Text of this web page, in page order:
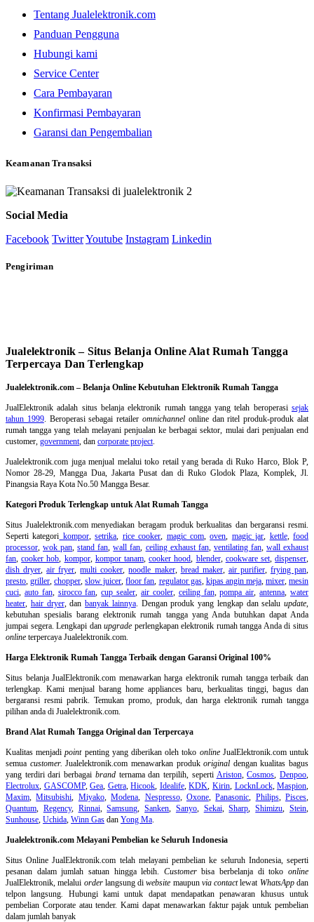
Tentang Jualelektronik.com
Panduan Pengguna
Hubungi kami
Service Center
Cara Pembayaran
Konfirmasi Pembayaran
Garansi dan Pengembalian
Keamanan Transaksi
Social Media
Facebook TwitterYoutube Instagram Linkedin
Pengiriman
Jualelektronik – Situs Belanja Online Alat Rumah Tangga
Terpercaya Dan Terlengkap
Jualelektronik.com – Belanja Online Kebutuhan Elektronik Rumah Tangga
JualElektronik adalah situs belanja elektronik rumah tanggayang telah beroperasisejak
tahun 1999. Beroperasi sebagai retaileromnichannel online dan ritel produk-produk alat
rumah tangga yang telah melayani penjualan ke berbagai sektor, mulai dari penjualan end
customer, government, dan corporate project.
Jualelektronik.com juga menjual melalui toko retail yang berada di Ruko Harco, Blok P,
Nomor 28-29, Mangga Dua, Jakarta Pusat dan di Ruko Glodok Plaza, Komplek, Jl.
Pinangsia Raya Kota No.50 Mangga Besar.
Kategori Produk Terlengkap untuk Alat Rumah Tangga
Situs Jualelektronik.com menyediakan beragam produk berkualitas dan bergaransi resmi.
Seperti kategori kompor,setrika, rice cooker, magic com,oven, magic jar, kettle,food
processor,wok pan,stand fan,wall fan, ceiling exhaust fan, ventilating fan, wall exhaust
fan,cooker hob, kompor, kompor tanam,cooker hood, blender, cookware set,dispenser,
dish dryer,air fryer,multi cooker,noodle maker, bread maker, air purifier, frying pan,
presto,griller,chopper,slow juicer,floor fan, regulator gas, kipas angin meja, mixer,mesin
cuci, auto fan, sirocco fan,cup sealer,air cooler, ceiling fan,pompa air,antenna,water
heater, hair dryer, dan banyak lainnya. Dengan produk yang lengkap dan selalu update,
kebutuhan spesialis barang elektronik rumah tangga yang Anda butuhkan dapat Anda
jumpai segera. Lengkapi danupgrade perlengkapan elektronik rumah tangga Anda di situs
online terpercaya Jualelektronik.com.
Harga Elektronik Rumah Tangga Terbaik dengan Garansi Original 100%
Situs belanjaJualElektronik.com menawarkan harga elektronik rumah tangga terbaik dan
terlengkap. Kami menjual barang home appliances baru, berkualitas tinggi, bagus dan
bergaransi resmi pabrik. Temukan promo, produk, dan harga elektronik rumah tangga
pilihan anda di Jualelektronik.com.
Brand Alat Rumah Tangga Original dan Terpercaya
Kualitas menjadipointpenting yang diberikan oleh toko onlineJualElektronik.com untuk
semua customer. Jualelektronik.com menawarkan produkoriginal dengan kualitas bagus
yang terdiri dari berbagai brandternama dan terpilih, seperti Ariston,Cosmos,Denpoo,
Electrolux, GASCOMP,Gea, Getra,Hicook, Idealife,KDK, Kirin, LocknLock,Maspion,
Maxim,Mitsubishi, Miyako,Modena, Nespresso, Oxone,Panasonic, Philips, Pisces,
Quantum, Regency, Rinnai,Samsung,Sanken, Sanyo, Sekai,Sharp,Shimizu,Stein,
Sunhouse, Uchida, Winn Gas dan Yong Ma.
Jualelektronik.com Melayani Pembelian ke Seluruh Indonesia
Situs Online JualElektronik.com telah melayani pembelian ke seluruh Indonesia, seperti
pesanan dalam jumlah satuan hingga lebih. Customerbisa berbelanja di tokoonline
JualElektronik, melalui orderlangsung diwebsite maupun via contactlewat WhatsAppdan
telpon langsung. Hubungi kami untuk dapat mendapatkan penawaran khusus untuk
pembelian Corporate atau tender. Kami dapat menawarkan faktur pajak untuk pembelian
dalam jumlah banyak